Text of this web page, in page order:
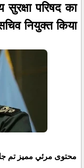
सुरक्षा परिषद का
नियुक्त किया
محتوى مرئي مميز تم